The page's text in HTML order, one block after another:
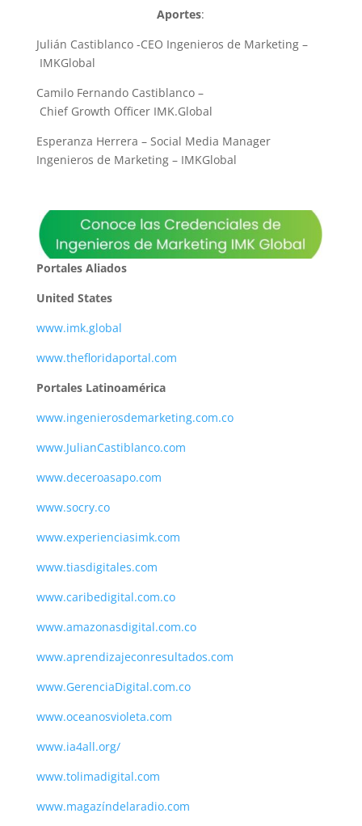
Aportes:
Julián Castiblanco -CEO Ingenieros de Marketing –
IMKGlobal
Camilo Fernando Castiblanco –
Chief Growth Officer IMK.Global
Esperanza Herrera – Social Media Manager
Ingenieros de Marketing – IMKGlobal
Portales Aliados
United States
www.imk.global
www.thefloridaportal.com
Portales Latinoamérica
www.ingenierosdemarketing.com.co
www.JulianCastiblanco.com
www.deceroasapo.com
www.socry.co
www.experienciasimk.com
www.tiasdigitales.com
www.caribedigital.com.co
www.amazonasdigital.com.co
www.aprendizajeconresultados.com
www.GerenciaDigital.com.co
www.oceanosvioleta.com
www.ia4all.org/
www.tolimadigital.com
www.magazíndelaradio.com